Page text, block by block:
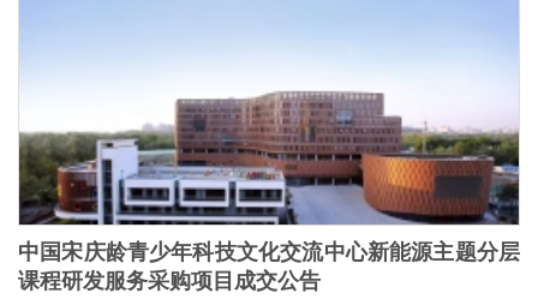
中国宋庆龄青少年科技文化交流中心新能源主题分层
课程研发服务采购项目成交公告